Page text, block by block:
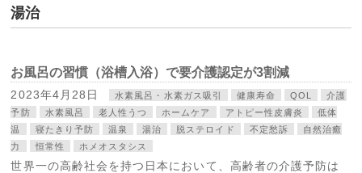
湯治
お風呂の習慣（浴槽入浴）で要介護認定が3割減
2023年4月28日 水素風呂・水素ガス吸引 健康寿命 QOL
介護
予防
水素風呂 老人性うつ ホームケア アトピー性皮膚炎
低体
温
寝たきり予防 温泉 湯治 脱ステロイド 不定愁訴
自然治癒
力
恒常性 ホメオスタシス
世界一の高齢社会を持つ日本において、高齢者の介護予防は